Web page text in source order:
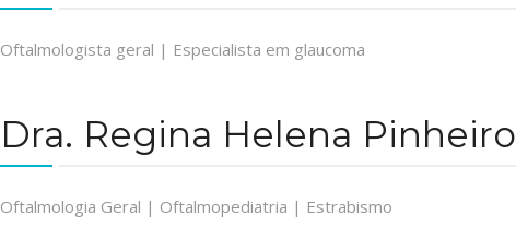
Oftalmologista geral | Especialista em glaucoma
Dra. Regina Helena Pinheiro
Oftalmologia Geral | Oftalmopediatria | Estrabismo